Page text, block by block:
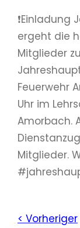
❗️Einladung
ergeht die
Mitglieder
Feuerwehr
Uhr im
Amorbach.
Mitglieder.
< Vorheriger